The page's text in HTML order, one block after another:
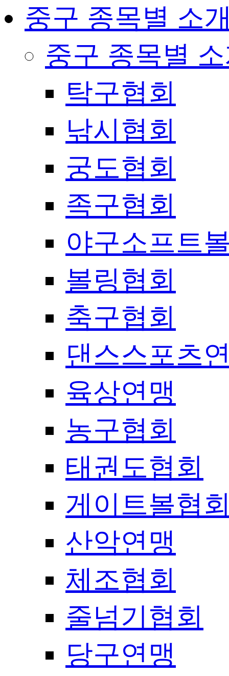
중구 종목별 소
중구 종목별
탁구협회
낚시협회
궁도협회
족구협회
야구소프트
볼링협회
축구협회
댄스스포츠
육상연맹
농구협회
태권도협회
게이트볼협
산악연맹
체조협회
줄넘기협회
당구연맹